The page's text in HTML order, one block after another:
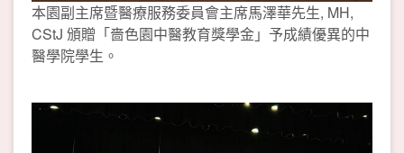
本園副主席暨醫療服務委員會主席馬澤華先生, MH,
CStJ 頒贈「嗇色園中醫教育獎學金」予成績優異的中
醫學院學生。